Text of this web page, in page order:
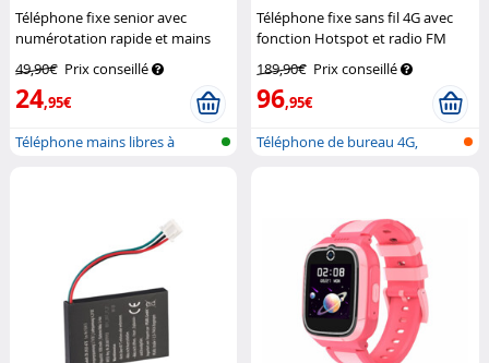
Téléphone fixe senior avec
numérotation rapide et mains
Simvalley
Communications
49,90€ Prix conseillé
24,95€
Téléphone mains libres à
Téléphone fixe sans fil 4G avec
fonction Hotspot et radio FM
Communications
189,90€ Prix conseillé
96,95€
Téléphone de bureau 4G,